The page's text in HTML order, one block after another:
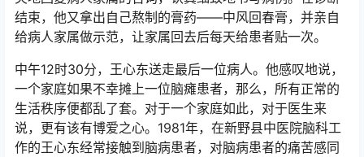
结束，他又拿出自己熬制的膏药——中风回春膏，并亲自
给病人家属做示范，让家属回去后每天给患者贴一次。
中午12时30分，王心东送走最后一位病人。他感叹地说，
一个家庭如果不幸摊上一位脑瘫患者，那么，所有正常的
生活秩序便都乱了套。对于一个家庭如此，对于医生来
说，更有该有博爱之心。1981年，在新野县中医院脑科工
作的王心东经常接触到脑病患者，对脑病患者的痛苦感同